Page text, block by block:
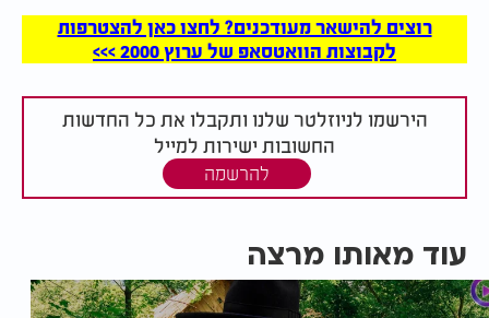
רוצים להישאר מעודכנים? לחצו כאן להצטרפות
לקבוצות הוואטסאפ של ערוץ 2000 >>>
הירשמו לניוזלטר שלנו ותקבלו את כל החדשות
החשובות ישירות למייל
להרשמה
עוד מאותו מרצה